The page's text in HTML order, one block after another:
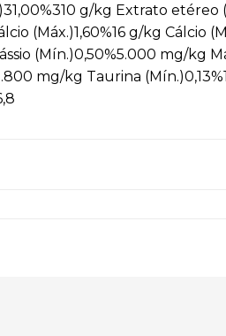
g/kg Extrato etéreo
(Máx.)1,60%16 g/kg Cálcio
(Mín.)0,50%5.000 mg/kg
mg/kg Taurina